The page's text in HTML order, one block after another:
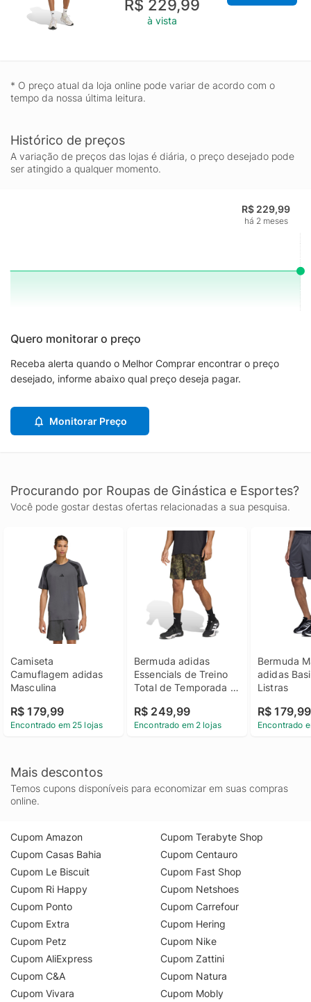
R$ 229,99
à vista
* O preço atual da loja online pode variar de acordo com o
tempo da nossa última leitura.
Histórico de preços
A variação de preços das lojas é diária, o preço desejado pode
ser atingido a qualquer momento.
R$ 229,99
há 2 meses
Quero monitorar o preço
Receba alerta quando o Melhor Comprar encontrar o preço
desejado, informe abaixo qual preço deseja pagar.
Monitorar Preço
Procurando por Roupas de Ginástica e Esportes?
Você pode gostar destas ofertas relacionadas a sua pesquisa.
Camiseta
Camuflagem adidas
Masculina
R$ 179,99
Encontrado em 25 lojas
Bermuda adidas
Essencials de Treino
Total de Temporada
R$ 249,99
Encontrado em 2 lojas
Bermuda
adidas
Listras
R$ 179,99
Encontrado
Mais descontos
Temos cupons disponíveis para economizar em suas compras
online.
Cupom Amazon
Cupom Casas Bahia
Cupom Le Biscuit
Cupom Ri Happy
Cupom Ponto
Cupom Extra
Cupom Petz
Cupom AliExpress
Cupom C&A
Cupom Vivara
Cupom Terabyte Shop
Cupom Centauro
Cupom Fast Shop
Cupom Netshoes
Cupom Carrefour
Cupom Hering
Cupom Nike
Cupom Zattini
Cupom Natura
Cupom Mobly